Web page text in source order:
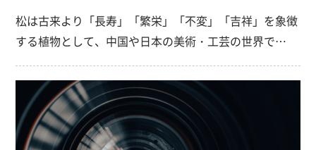
松は古来より「長寿」「繁栄」「不変」「吉祥」を象徴
する植物として、中国や日本の美術・工芸の世界で…